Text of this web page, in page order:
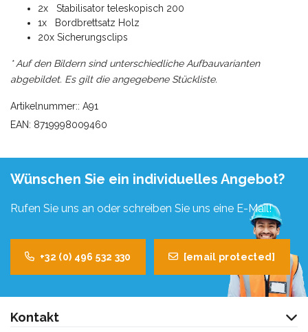
2x Stabilisator teleskopisch 200
1x Bordbrettsatz Holz
20x Sicherungsclips
* Auf den Bildern sind unterschiedliche Aufbauvarianten
abgebildet. Es gilt die angegebene Stückliste.
Artikelnummer:: A91
EAN: 8719998009460
Wünschen Sie ein individuelles Angebot?
Rufen Sie uns an oder schreiben Sie uns eine E-Mail!
+32 (0) 496 532 330 [email protected]
Kontakt